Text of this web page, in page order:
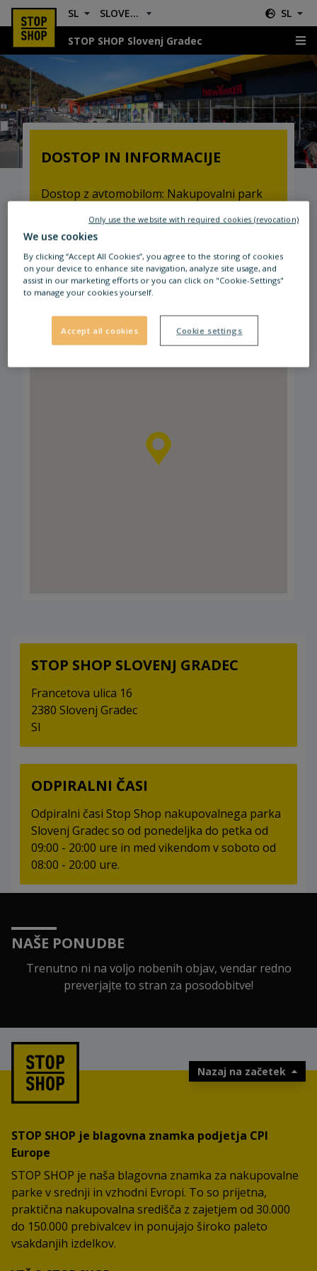
SL SLOVENJ GRADEC SL
STOP SHOP Slovenj Gradec
Lokacije in Usmeritve
DOSTOP IN INFORMACIJE
Dostop z avtomobilom: Nakupovalni park
neposredni bližini bencinske črpalke Petrol
Slovenj Gradec
Javni prevoz: Avtobusna postaja Slovenj
Gradec. Maribor-Vuhred-Dravograd-
Sl.Gradec.
STOP SHOP SLOVENJ GRADEC
Francetova ulica 16
2380 Slovenj Gradec
SI
ODPIRALNI ČASI
Odpiralni časi Stop Shop nakupovalnega parka
Slovenj Gradec so od ponedeljka do petka od
09:00 - 20:00 ure in med vikendom v soboto od
08:00 - 20:00 ure.
NAŠE PONUDBE
Trenutno ni na voljo nobenih objav, vendar redno
preverjajte to stran za posodobitve!
Nazaj na začetek
STOP SHOP je blagovna znamka podjetja CPI
Europe
STOP SHOP je naša blagovna znamka za nakupovalne
parke v srednji in vzhodni Evropi. To so prijetna,
praktična nakupovalna središča z zajetjem od 30.000
do 150.000 prebivalcev in ponujajo široko paleto
vsakdanjih izdelkov.
We use cookies
By clicking “Accept All Cookies”, you agree to the storing of cookies
on your device to enhance site navigation, analyze site usage, and
assist in our marketing efforts or you can click on "Cookie-Settings"
to manage your cookies yourself.
Accept all cookies Cookie settings
Only use the website with required cookies (revocation)